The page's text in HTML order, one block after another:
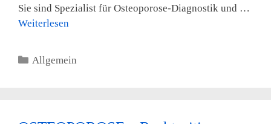
Sie sind Spezialist für Osteoporose-Diagnostik und …
Weiterlesen
Kategorien
Allgemein